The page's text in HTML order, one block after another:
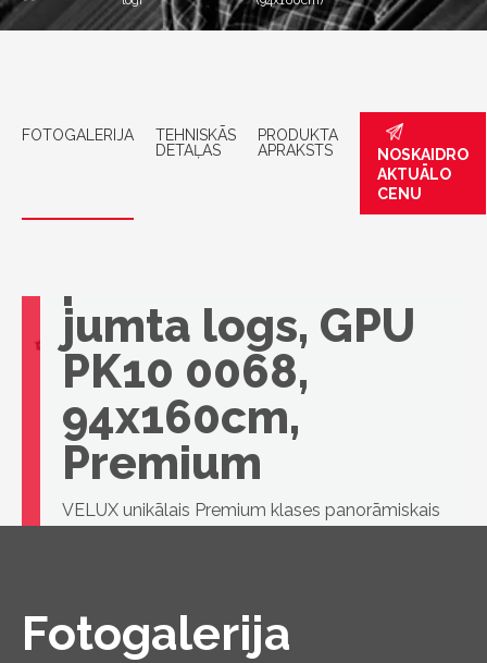
FOTOGALERIJA
TEHNISKĀS
DETAĻAS
PRODUKTA
APRAKSTS
NOSKAIDRO
AKTUĀLO
CENU
VELUX
jumta logs, GPU
PK10 0068,
94x160cm,
Premium
VELUX unikālais Premium klases panorāmiskais
Fotogalerija